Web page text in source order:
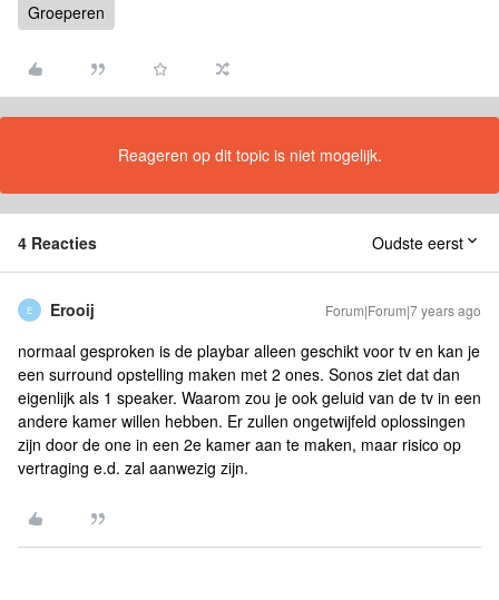
Groeperen
Reageren op dit topic is niet mogelijk.
4 Reacties Oudste eerst
E Erooij Forum|Forum|7 years ago
normaal gesproken is de playbar alleen geschikt voor tv en kan je
een surround opstelling maken met 2 ones. Sonos ziet dat dan
eigenlijk als 1 speaker. Waarom zou je ook geluid van de tv in een
andere kamer willen hebben. Er zullen ongetwijfeld oplossingen
zijn door de one in een 2e kamer aan te maken, maar risico op
vertraging e.d. zal aanwezig zijn.